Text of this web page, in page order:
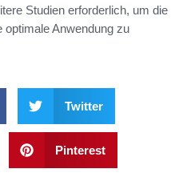
Studien erforderlich, um die
optimale Anwendung zu
Twitter
Pinterest